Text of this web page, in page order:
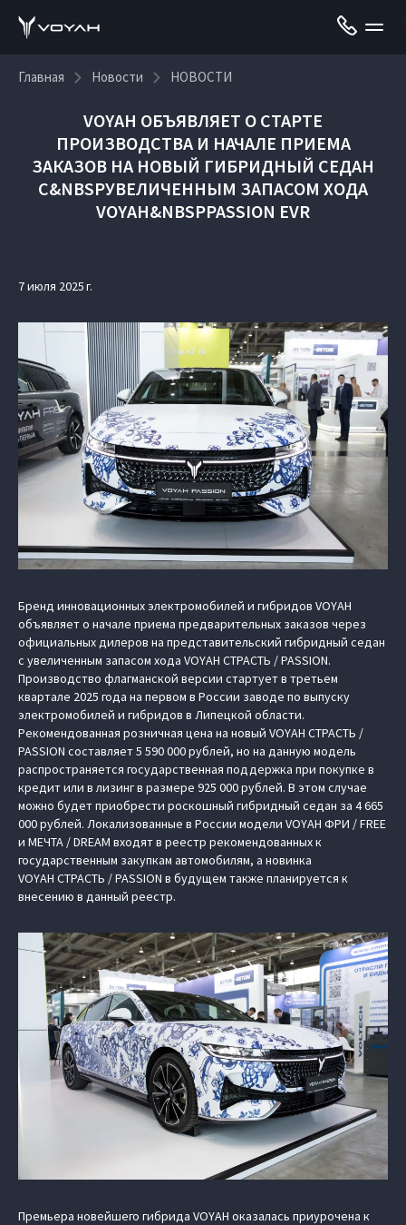
Главная Новости НОВОСТИ
VOYAH ОБЪЯВЛЯЕТ О СТАРТЕ
ПРОИЗВОДСТВА И НАЧАЛЕ ПРИЕМА
ЗАКАЗОВ НА НОВЫЙ ГИБРИДНЫЙ СЕДАН
С&NBSPУВЕЛИЧЕННЫМ ЗАПАСОМ ХОДА
VOYAH&NBSPPASSION EVR
7 июля 2025 г.
Бренд инновационных электромобилей и гибридов VOYAH
объявляет о начале приема предварительных заказов через
официальных дилеров на представительский гибридный седан
с увеличенным запасом хода VOYAH СТРАСТЬ / PASSION.
Производство флагманской версии стартует в третьем
квартале 2025 года на первом в России заводе по выпуску
электромобилей и гибридов в Липецкой области.
Рекомендованная розничная цена на новый VOYAH СТРАСТЬ /
PASSION составляет 5 590 000 рублей, но на данную модель
распространяется государственная поддержка при покупке в
кредит или в лизинг в размере 925 000 рублей. В этом случае
можно будет приобрести роскошный гибридный седан за 4 665
000 рублей. Локализованные в России модели VOYAH ФРИ / FREE
и МЕЧТА / DREAM входят в реестр рекомендованных к
государственным закупкам автомобилям, а новинка
VOYAH СТРАСТЬ / PASSION в будущем также планируется к
внесению в данный реестр.
Премьера новейшего гибрида VOYAH оказалась приурочена к